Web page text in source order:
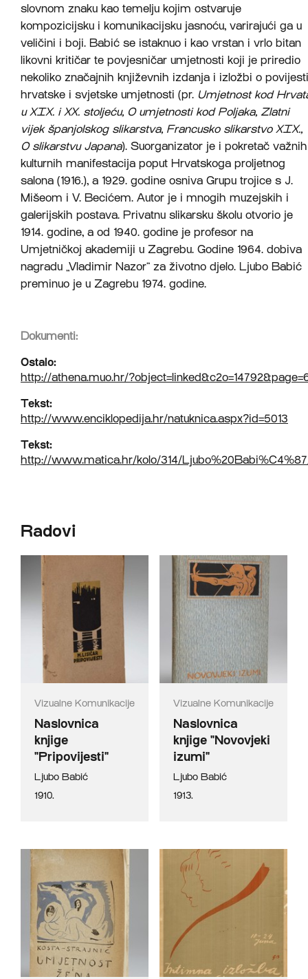
slovnom znaku kao temelju kojim ostvaruje
kompozicijsku i komunikacijsku jasnoću, varirajući ga u
veličini i boji. Babić se istaknuo i kao vrstan i vrlo bitan
likovni kritičar te povjesničar umjetnosti koji je priredio
nekoliko značajnih književnih izdanja i izložbi o povijesti
hrvatske i svjetske umjetnosti (pr. Umjetnost kod
u XIX. i XX. stoljeću, O umjetnosti kod Poljaka, Zlatni
vijek španjolskog slikarstva, Francusko slikarstvo XIX.,
O slikarstvu Japana). Suorganizator je i pokretač važnih
kulturnih manifestacija poput Hrvatskoga proljetnog
salona (1916.), a 1929. godine osniva Grupu trojice s J.
Mišeom i V. Becićem. Autor je i mnogih muzejskih i
galerijskih postava. Privatnu slikarsku školu otvorio je
1914. godine, a od 1940. godine je profesor na
Umjetničkoj akademiji u Zagrebu. Godine 1964. dobiva
nagradu „Vladimir Nazor“ za životno djelo. Ljubo Babić
preminuo je u Zagrebu 1974. godine.
Dokumenti:
Ostalo:
http://athena.muo.hr/
Tekst:
http://www.enciklopedija.hr/natuknica.aspx?id=5013
Tekst:
http://www.matica.hr/kolo/314/
Radovi
Vizualne Komunikacije
Naslovnica
knjige
"Pripovijesti"
Ljubo Babić
1910.
Vizualne Komunikacije
Naslovnica
knjige "Novovjeki
izumi"
Ljubo Babić
1913.